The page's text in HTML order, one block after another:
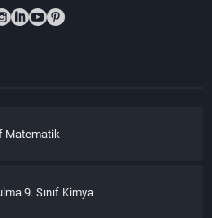
Matematik
9. Sınıf Kimya